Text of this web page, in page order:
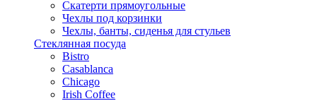
Скатерти прямоугольные
Чехлы под корзинки
Чехлы, банты, сиденья для стульев
Стеклянная посуда
Bistro
Casablanca
Chicago
Irish Coffee